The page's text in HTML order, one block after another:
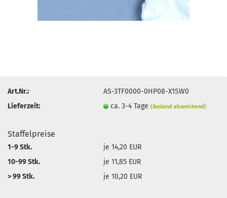
Art.Nr.:
AS-3TF0000-0HP08-X1SW0
Lieferzeit:
ca. 3-4 Tage(Ausland abweichend)
Staffelpreise
1-9 Stk.
je 14,20 EUR
10-99 Stk.
je 11,85 EUR
> 99 Stk.
je 10,20 EUR